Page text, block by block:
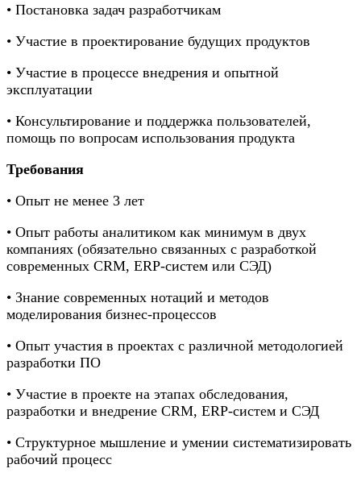
• Постановка задач разработчикам
• Участие в проектирование будущих продуктов
• Участие в процессе внедрения и опытной
эксплуатации
• Консультирование и поддержка пользователей,
помощь по вопросам использования продукта
Требования
• Опыт не менее 3 лет
• Опыт работы аналитиком как минимум в двух
компаниях (обязательно связанных с разработкой
современных CRM, ERP-систем или СЭД)
• Знание современных нотаций и методов
моделирования бизнес-процессов
• Опыт участия в проектах с различной методологией
разработки ПО
• Участие в проекте на этапах обследования,
разработки и внедрение CRM, ERP-систем и СЭД
• Структурное мышление и умении систематизировать
рабочий процесс